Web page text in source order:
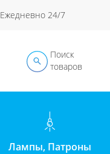
Ежедневно 24/7
Поиск
товаров
Лампы, Патроны